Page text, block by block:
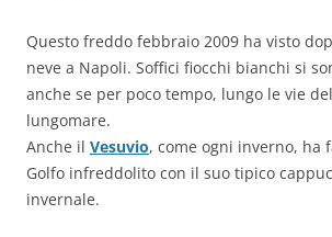
Questo freddo febbraio 2009 ha visto
neve a Napoli. Soffici fiocchi bianchi si
anche se per poco tempo, lungo le vie
lungomare.
Anche il Vesuvio, come ogni inverno, ha
Golfo infreddolito con il suo tipico
invernale.